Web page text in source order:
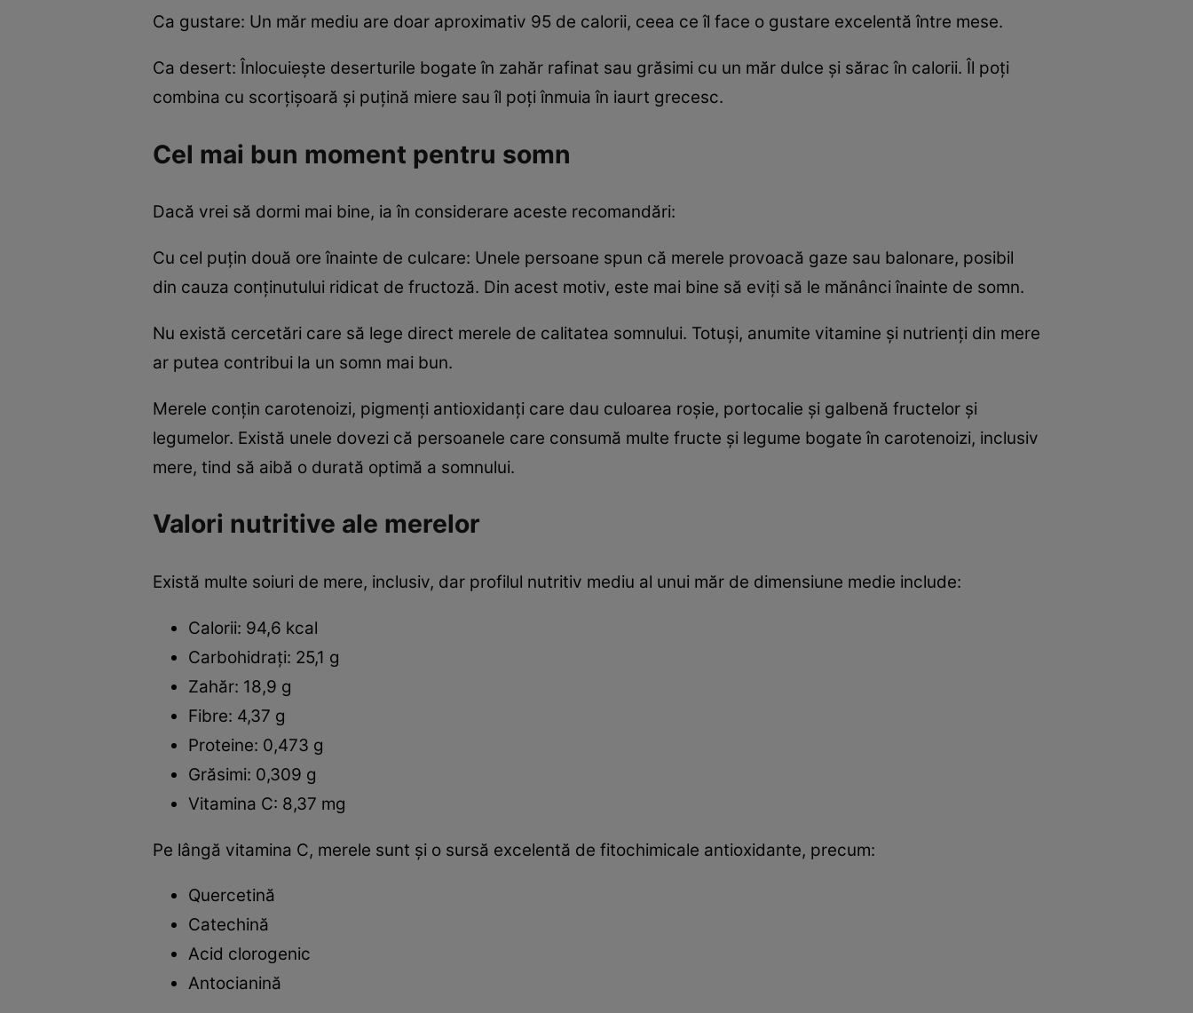
Ca gustare: Un măr mediu are doar aproximativ 95 de calorii, ceea ce îl face o gustare excelentă între mese.
Ca desert: Înlocuiește deserturile bogate în zahăr rafinat sau grăsimi cu un măr dulce și sărac în calorii. Îl poți
combina cu scorțișoară și puțină miere sau îl poți înmuia în iaurt grecesc.
Cel mai bun moment pentru somn
Dacă vrei să dormi mai bine, ia în considerare aceste recomandări:
Cu cel puțin două ore înainte de culcare: Unele persoane spun că merele provoacă gaze sau balonare, posibil
din cauza conținutului ridicat de fructoză. Din acest motiv, este mai bine să eviți să le mănânci înainte de somn.
Nu există cercetări care să lege direct merele de calitatea somnului. Totuși, anumite vitamine și nutrienți din mere
ar putea contribui la un somn mai bun.
Merele conțin carotenoizi, pigmenți antioxidanți care dau culoarea roșie, portocalie și galbenă fructelor și
legumelor. Există unele dovezi că persoanele care consumă multe fructe și legume bogate în carotenoizi, inclusiv
mere, tind să aibă o durată optimă a somnului.
Valori nutritive ale merelor
Există multe soiuri de mere, inclusiv, dar profilul nutritiv mediu al unui măr de dimensiune medie include:
Calorii: 94,6 kcal
Carbohidrați: 25,1 g
Zahăr: 18,9 g
Fibre: 4,37 g
Proteine: 0,473 g
Grăsimi: 0,309 g
Vitamina C: 8,37 mg
Pe lângă vitamina C, merele sunt și o sursă excelentă de fitochimicale antioxidante, precum:
Quercetină
Catechină
Acid clorogenic
Antocianină